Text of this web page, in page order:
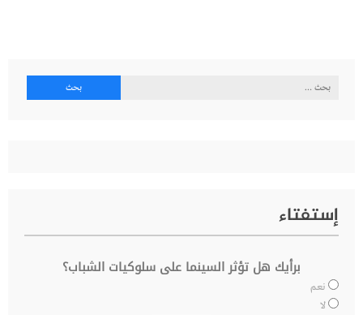
البحث
إستفتاء
برأيك هل تؤثر السينما على سلوكيات الشباب؟
نعم
لا